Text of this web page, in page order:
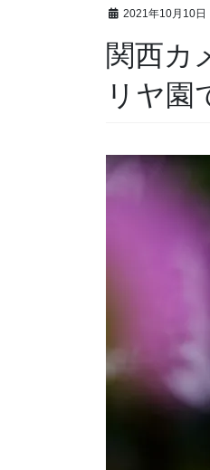
2021年10月10日
関西カ
リヤ園